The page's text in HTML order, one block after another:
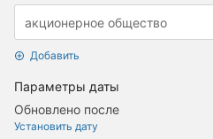
Добавить
Параметры даты
Обновлено после
Установить дату